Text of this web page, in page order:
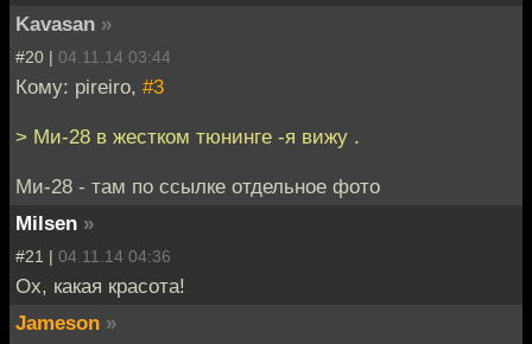
Kavasan »
#20 | 04.11.14 03:44
Кому: pireiro, #3
> Ми-28 в жестком тюнинге -я вижу .
Ми-28 - там по ссылке отдельное фото
Milsen »
#21 | 04.11.14 04:36
Ох, какая красота!
Jameson »